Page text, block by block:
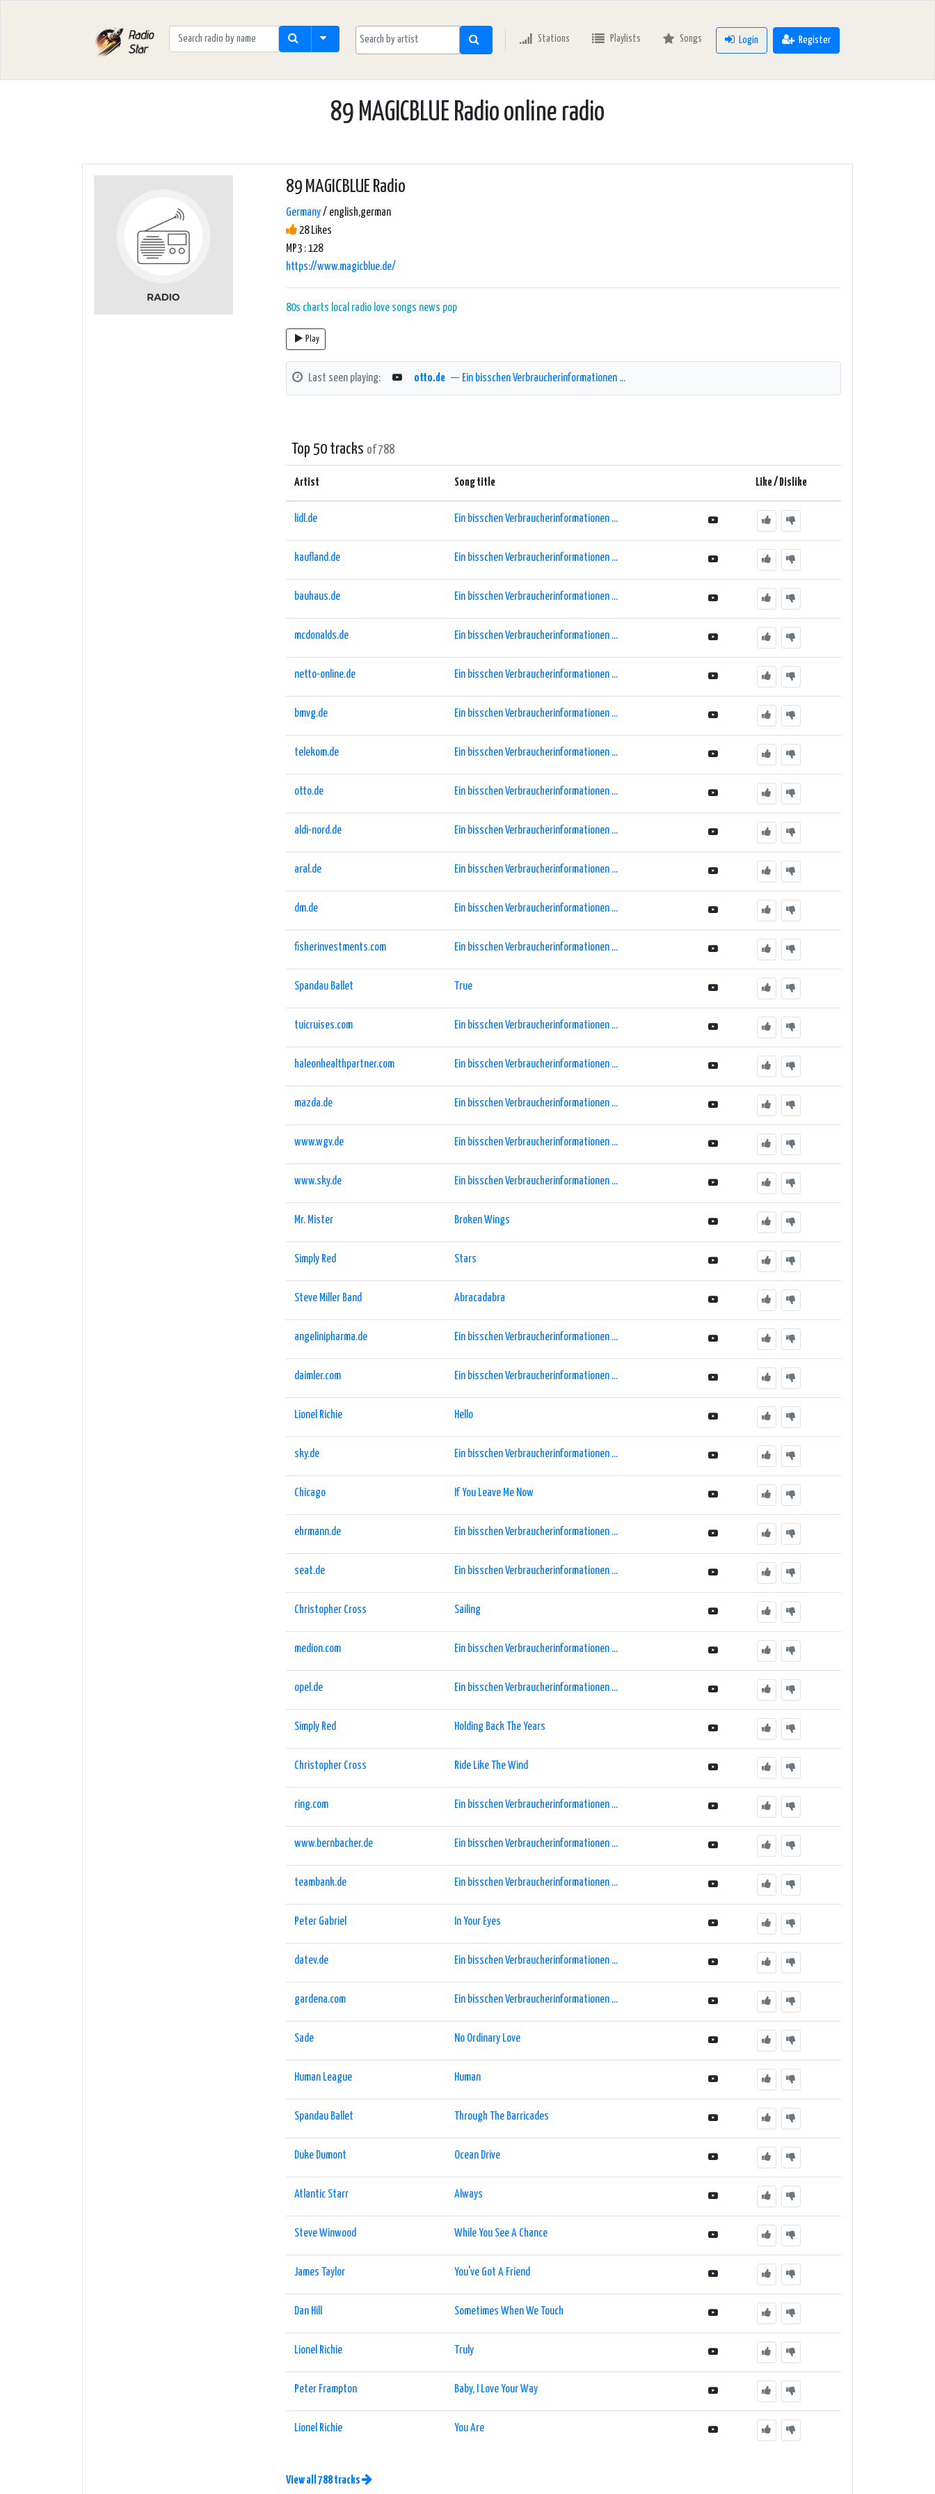
Stations Playlists Songs Login Register
89 MAGICBLUE Radio online radio
89 MAGICBLUE Radio
Germany/ english,german
28 Likes
MP3 : 128
https://www.magicblue.de/
80s charts local radio love songs news pop
Play
Last seen playing: otto.de — Ein bisschen Verbraucherinformationen ...
Top 50 tracks of 788
Artist Song title Like / Dislike
lidl.de Ein bisschen Verbraucherinformationen ...
kaufland.de Ein bisschen Verbraucherinformationen ...
bauhaus.de Ein bisschen Verbraucherinformationen ...
mcdonalds.de Ein bisschen Verbraucherinformationen ...
netto-online.de Ein bisschen Verbraucherinformationen ...
bmvg.de Ein bisschen Verbraucherinformationen ...
telekom.de Ein bisschen Verbraucherinformationen ...
otto.de Ein bisschen Verbraucherinformationen ...
aldi-nord.de Ein bisschen Verbraucherinformationen ...
aral.de Ein bisschen Verbraucherinformationen ...
dm.de Ein bisschen Verbraucherinformationen ...
fisherinvestments.com Ein bisschen Verbraucherinformationen ...
Spandau Ballet True
tuicruises.com Ein bisschen Verbraucherinformationen ...
haleonhealthpartner.com Ein bisschen Verbraucherinformationen ...
mazda.de Ein bisschen Verbraucherinformationen ...
www.wgv.de Ein bisschen Verbraucherinformationen ...
www.sky.de Ein bisschen Verbraucherinformationen ...
Mr. Mister Broken Wings
Simply Red Stars
Steve Miller Band Abracadabra
angelinipharma.de Ein bisschen Verbraucherinformationen ...
daimler.com Ein bisschen Verbraucherinformationen ...
Lionel Richie Hello
sky.de Ein bisschen Verbraucherinformationen ...
Chicago If You Leave Me Now
ehrmann.de Ein bisschen Verbraucherinformationen ...
seat.de Ein bisschen Verbraucherinformationen ...
Christopher Cross Sailing
medion.com Ein bisschen Verbraucherinformationen ...
opel.de Ein bisschen Verbraucherinformationen ...
Simply Red Holding Back The Years
Christopher Cross Ride Like The Wind
ring.com Ein bisschen Verbraucherinformationen ...
www.bernbacher.de Ein bisschen Verbraucherinformationen ...
teambank.de Ein bisschen Verbraucherinformationen ...
Peter Gabriel In Your Eyes
datev.de Ein bisschen Verbraucherinformationen ...
gardena.com Ein bisschen Verbraucherinformationen ...
Sade No Ordinary Love
Human League Human
Spandau Ballet Through The Barricades
Duke Dumont Ocean Drive
Atlantic Starr Always
Steve Winwood While You See A Chance
James Taylor You've Got A Friend
Dan Hill Sometimes When We Touch
Lionel Richie Truly
Peter Frampton Baby, I Love Your Way
Lionel Richie You Are
View all 788 tracks